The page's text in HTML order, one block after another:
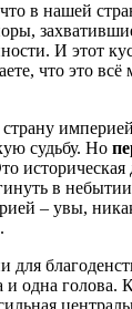
в нашей
И этот
что это всё
судьбу. Но
историческая
в
– увы,
для
и одна голова.